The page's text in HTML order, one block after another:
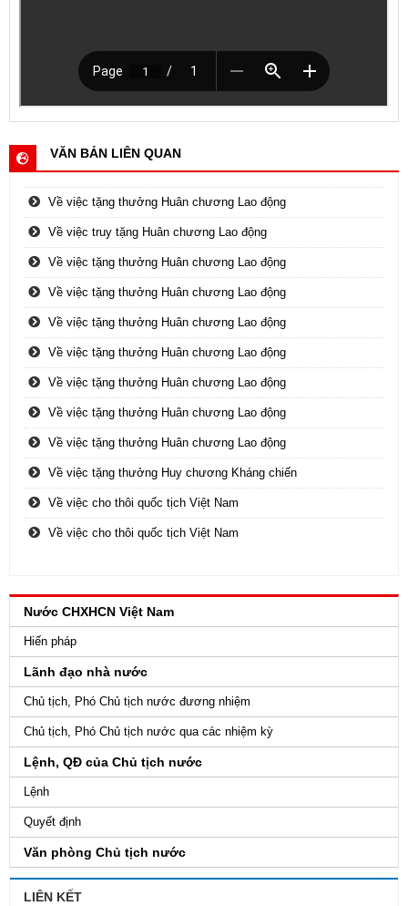
VĂN BẢN LIÊN QUAN
Về việc tặng thưởng Huân chương Lao động
Về việc truy tặng Huân chương Lao động
Về việc tặng thưởng Huân chương Lao động
Về việc tặng thưởng Huân chương Lao động
Về việc tặng thưởng Huân chương Lao động
Về việc tặng thưởng Huân chương Lao động
Về việc tặng thưởng Huân chương Lao động
Về việc tặng thưởng Huân chương Lao động
Về việc tặng thưởng Huân chương Lao động
Về việc tặng thưởng Huy chương Kháng chiến
Về việc cho thôi quốc tịch Việt Nam
Về việc cho thôi quốc tịch Việt Nam
Nước CHXHCN Việt Nam
Hiến pháp
Lãnh đạo nhà nước
Chủ tịch, Phó Chủ tịch nước đương nhiệm
Chủ tịch, Phó Chủ tịch nước qua các nhiệm kỳ
Lệnh, QĐ của Chủ tịch nước
Lệnh
Quyết định
Văn phòng Chủ tịch nước
LIÊN KẾT